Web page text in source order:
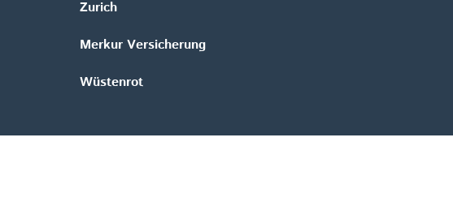
Zurich
Merkur Versicherung
Wüstenrot